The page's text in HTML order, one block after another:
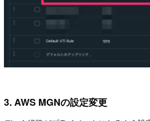
3. AWS MGNの設定変更